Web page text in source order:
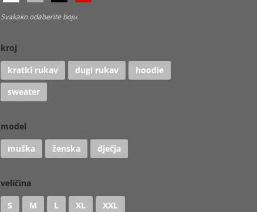
Svakako odaberite boju.
kroj
kratki rukav
dugi rukav
hoodie
sweater
model
muška
ženska dječja
veličina
S
M L XL XXL